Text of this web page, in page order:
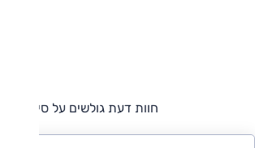
חוות דעת גולשים על סיטרואן C4